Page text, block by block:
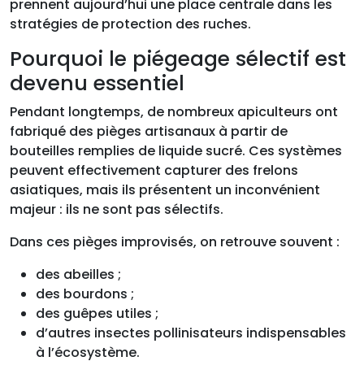
prennent aujourd’hui une place centrale dans les
stratégies de protection des ruches.
Pourquoi le piégeage sélectif est
devenu essentiel
Pendant longtemps, de nombreux apiculteurs ont
fabriqué des pièges artisanaux à partir de
bouteilles remplies de liquide sucré. Ces systèmes
peuvent effectivement capturer des frelons
asiatiques, mais ils présentent un inconvénient
majeur : ils ne sont pas sélectifs.
Dans ces pièges improvisés, on retrouve souvent :
des abeilles ;
des bourdons ;
des guêpes utiles ;
d’autres insectes pollinisateurs indispensables
à l’écosystème.